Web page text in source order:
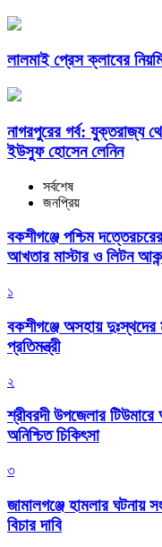
লালমাই প্রেস ক্লাবের
নাগরপুরের গর্ব: যুক্তরাজ্য
ইউসুফ হোসেন লেনিন
সর্বশেষ
জনপ্রিয়
বকশীগঞ্জে পশ্চিম
আখতার মাস্টার ও লিটন
১
বকশীগঞ্জে অসহায়
প্রতিমন্ত্রী
২
শ্রীবরদী উপজেলার
অনিশ্চিত চিকিৎসা
৩
জামালগঞ্জে হামলার ঘটনায়
বিচার দাবি